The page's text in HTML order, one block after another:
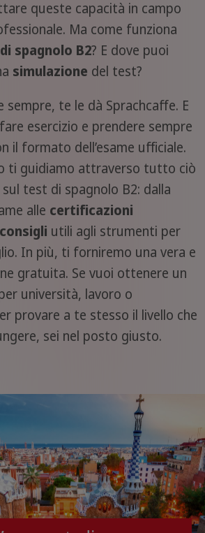
queste capacità in campo
Ma come funziona
spagnolo B2? E dove puoi
simulazione del test?
sempre, te le dà Sprachcaffe. E
esercizio e prendere sempre
il formato dell’esame ufficiale.
ti guidiamo attraverso tutto ciò
sul test di spagnolo B2: dalla
alle certificazioni
consigli utili agli strumenti per
In più, ti forniremo una vera e
gratuita. Se vuoi ottenere un
università, lavoro o
provare a te stesso il livello che
sei nel posto giusto.